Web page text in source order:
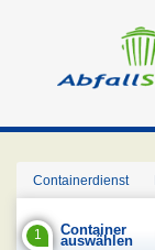
Containerdienst
1 Container
auswählen